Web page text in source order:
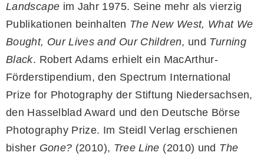
Landscape im Jahr 1975. Seine mehr als vierzig
Publikationen beinhalten The New West, What We
Bought, Our Lives and Our Children, und Turning
Black. Robert Adams erhielt ein MacArthur-
Förderstipendium, den Spectrum International
Prize for Photography der Stiftung Niedersachsen,
den Hasselblad Award und den Deutsche Börse
Photography Prize. Im Steidl Verlag erschienen
bisher Gone? (2010), Tree Line (2010) und The